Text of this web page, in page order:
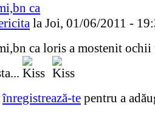
ca
la Joi, 01/06/2011 -
ca loris a mostenit ochii
înregistrează-te pentru a